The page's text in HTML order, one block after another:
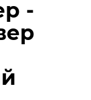
-